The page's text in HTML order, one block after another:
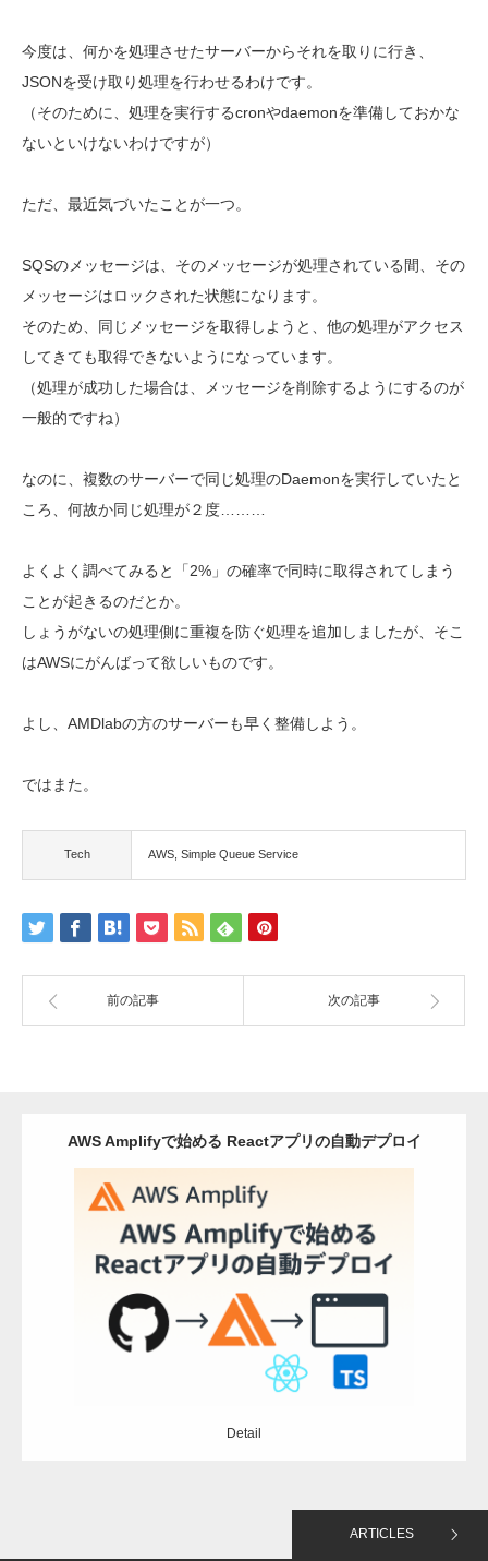
今度は、何かを処理させたサーバーからそれを取りに行き、
JSONを受け取り処理を行わせるわけです。
（そのために、処理を実行するcronやdaemonを準備しておかな
ないといけないわけですが）
ただ、最近気づいたことが一つ。
SQSのメッセージは、そのメッセージが処理されている間、その
メッセージはロックされた状態になります。
そのため、同じメッセージを取得しようと、他の処理がアクセス
してきても取得できないようになっています。
（処理が成功した場合は、メッセージを削除するようにするのが
一般的ですね）
なのに、複数のサーバーで同じ処理のDaemonを実行していたと
ころ、何故か同じ処理が２度………
よくよく調べてみると「2%」の確率で同時に取得されてしまう
ことが起きるのだとか。
しょうがないの処理側に重複を防ぐ処理を追加しましたが、そこ
はAWSにがんばって欲しいものです。
よし、AMDlabの方のサーバーも早く整備しよう。
ではまた。
Tech AWS Simple Queue Service
前の記事 次の記事
AWS Amplifyで始める Reactアプリの自動デプロイ
Category:AWS
Detail
Detail
ARTICLES